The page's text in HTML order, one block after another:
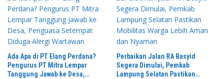
Ada Apa di PT Elang Perdana?
Pengurus PT Mitra Lempar
Tanggung Jawab ke Desa,
Perbaikan Jalan RA Basyid
Segera Dimulai, Pemkab
Lampung Selatan Pastikan